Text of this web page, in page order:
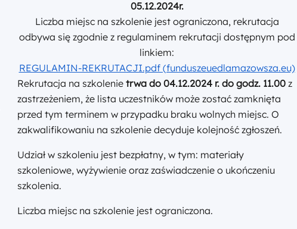
05.12.2024r.
Liczba miejsc na szkolenie jest ograniczona, rekrutacja
odbywa się zgodnie z regulaminem rekrutacji dostępnym pod
linkiem:
REGULAMIN-REKRUTACJI.pdf (funduszeuedlamazowsza.eu)
Rekrutacja na szkolenie trwa do 04.12.2024 r. do godz. 11.00 z
zastrzeżeniem, że lista uczestników może zostać zamknięta
przed tym terminem w przypadku braku wolnych miejsc. O
zakwalifikowaniu na szkolenie decyduje kolejność zgłoszeń.
Udział w szkoleniu jest bezpłatny, w tym: materiały
szkoleniowe, wyżywienie oraz zaświadczenie o ukończeniu
szkolenia.
Liczba miejsc na szkolenie jest ograniczona.